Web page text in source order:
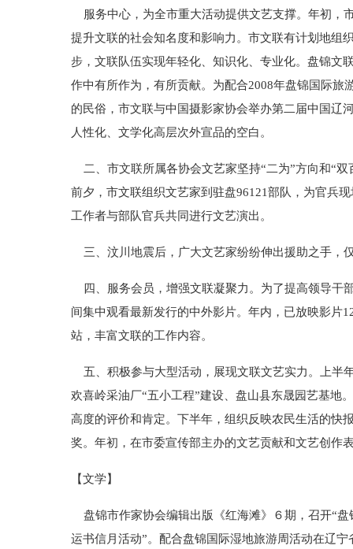
服务中心，为全市重大活动提供文艺支撑。年初，
提升文联的社会知名度和影响力。市文联有计划地组
步，文联队伍实现年轻化、知识化、专业化。盘锦文
作中有所作为，有所贡献。为配合2008年盘锦国际
的民俗，市文联与中国摄影家协会举办第二届中国辽
人性化、文学化高层次外宣品的空白。
二、市文联所属各协会文艺家坚持“二为”方向和“
前夕，市文联组织文艺家到驻盘96121部队，为官兵
工作者与部队官兵共同进行文艺演出。
三、汶川地震后，广大文艺家纷纷伸出援助之手，
四、服务会员，增强文联凝聚力。为了提高领导干
间集中观看最新发行的中外影片。年内，已放映影片
站，丰富文联的工作内容。
五、积极参与大型活动，展现文联文艺实力。上半
欢喜岭采油厂“五小工程”建设、盘山县东晟园艺基地
高度的评价和肯定。下半年，组织反映农民生活的快
奖。年初，在市委宣传部主办的文艺贡献和文艺创作
【文学】
盘锦市作家协会编辑出版《红海滩》６期，召开“盘
运书信月活动”。配合盘锦国际湿地旅游周活动在辽